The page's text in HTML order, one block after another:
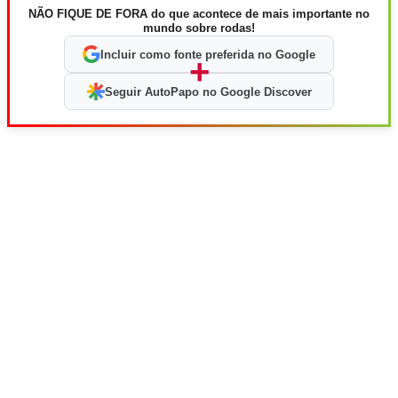
NÃO FIQUE DE FORA do que acontece de mais importante no
mundo sobre rodas!
Incluir como fonte preferida no Google
+
Seguir AutoPapo no Google Discover